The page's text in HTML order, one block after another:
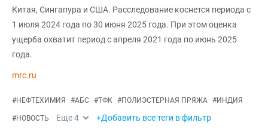
Китая, Сингапура и США. Расследование коснется периода с
1 июля 2024 года по 30 июня 2025 года. При этом оценка
ущерба охватит период с апреля 2021 года по июнь 2025
года.
mrc.ru
#НЕФТЕХИМИЯ #АБС #ТФК #ПОЛИЭСТЕРНАЯ ПРЯЖА #ИНДИЯ
#НОВОСТЬ Еще4 +Добавить все теги в фильтр